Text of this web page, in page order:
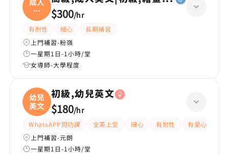
成人
英
文|
$300/hr
有耐性 細心
長期補習
上門補習-粉嶺
一星期1日-1小時/堂
女導師-大學程度
幼兒
英文
初級,幼兒英文
$180/hr
WhatsAPP問功課 全英上堂 細心 有耐性 有愛心
上門補習-元朗
一星期1日-1小時/堂